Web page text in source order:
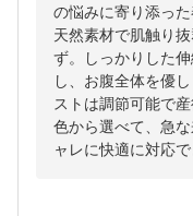
の悩みに寄り添っ
天然素材で肌触り
ず。しっかりした
し、お腹全体を優
ストは調節可能で
色から選べて、急
ャレに快適に対応で